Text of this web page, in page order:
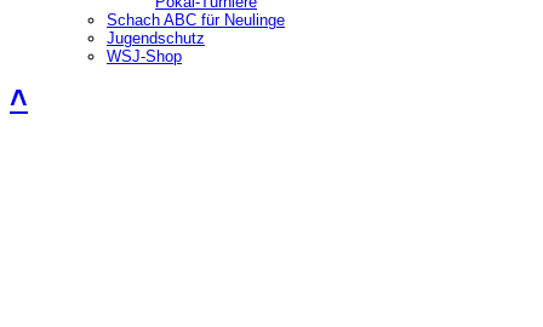
Schach ABC für Neulinge
Jugendschutz
WSJ-Shop
˄